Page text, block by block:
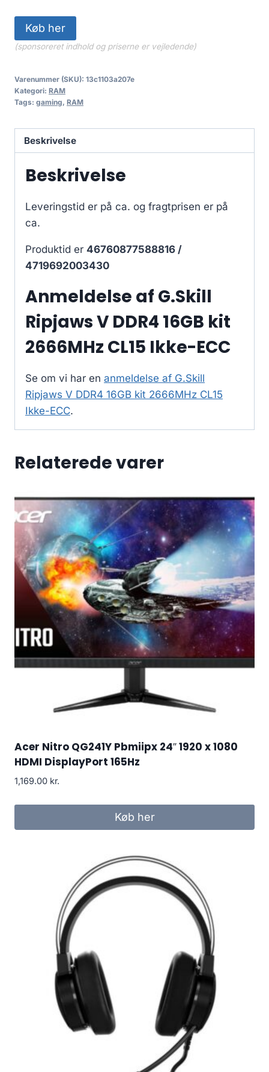
Køb her
(sponsoreret indhold og priserne er vejledende)
Varenummer (SKU): 13c1103a207e
Kategori: RAM
Tags: gaming, RAM
Beskrivelse
Beskrivelse
Leveringstid er på ca. og fragtprisen er på
ca.
Produktid er 46760877588816 /
4719692003430
Anmeldelse af G.Skill
Ripjaws V DDR4 16GB kit
2666MHz CL15 Ikke-ECC
Se om vi har en anmeldelse af G.Skill
Ripjaws V DDR4 16GB kit 2666MHz CL15
Ikke-ECC.
Relaterede varer
Acer Nitro QG241Y Pbmiipx 24″ 1920 x 1080
HDMI DisplayPort 165Hz
1,169.00 kr.
Køb her